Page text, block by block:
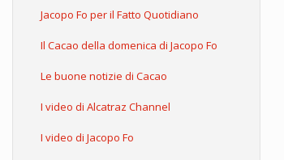
Jacopo Fo per il Fatto Quotidiano
Il Cacao della domenica di Jacopo Fo
Le buone notizie di Cacao
I video di Alcatraz Channel
I video di Jacopo Fo